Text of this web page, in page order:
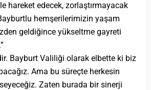
hareket edecek, zorlaştırmayacak
hemşerilerimizin yaşam
geldiğince yükseltme gayreti
Bayburt Valiliği olarak elbette ki biz
Ama bu süreçte herkesin
Zaten burada bir sinerji